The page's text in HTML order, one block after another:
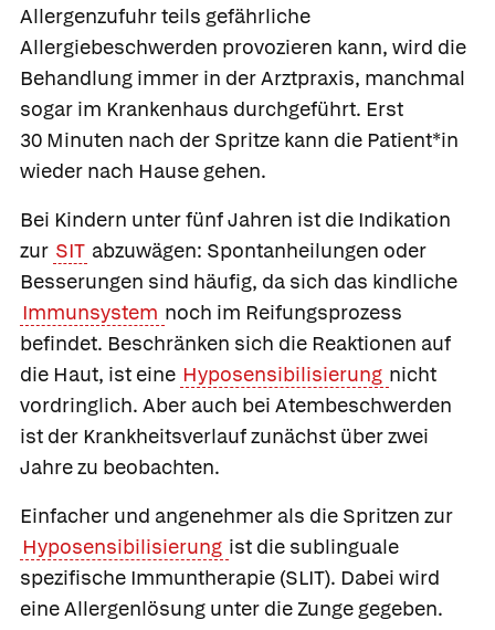
Allergenzufuhr teils gefährliche
Allergiebeschwerden provozieren kann, wird die
Behandlung immer in der Arztpraxis, manchmal
sogar im Krankenhaus durchgeführt. Erst
30 Minuten nach der Spritze kann die Patient*in
wieder nach Hause gehen.
Bei Kindern unter fünf Jahren ist die Indikation
zur SIT abzuwägen: Spontanheilungen oder
Besserungen sind häufig, da sich das kindliche
Immunsystem noch im Reifungsprozess
befindet. Beschränken sich die Reaktionen auf
die Haut, ist eine Hyposensibilisierung nicht
vordringlich. Aber auch bei Atembeschwerden
ist der Krankheitsverlauf zunächst über zwei
Jahre zu beobachten.
Einfacher und angenehmer als die Spritzen zur
Hyposensibilisierung ist die sublinguale
spezifische Immuntherapie (SLIT). Dabei wird
eine Allergenlösung unter die Zunge gegeben.